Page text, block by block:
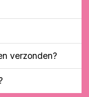
verzonden?